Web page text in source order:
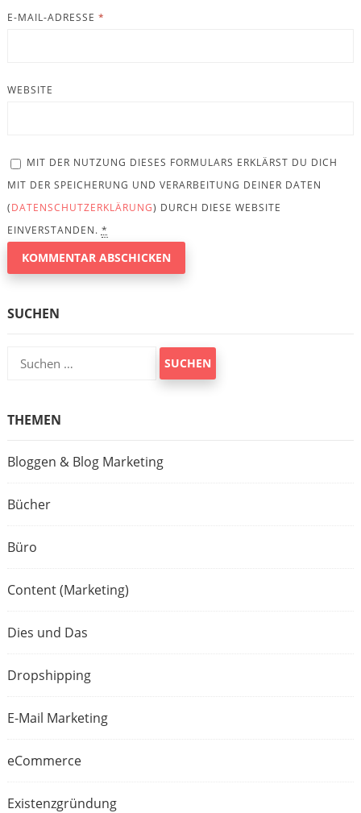
E-MAIL-ADRESSE *
WEBSITE
MIT DER NUTZUNG DIESES FORMULARS ERKLÄRST DU DICH
MIT DER SPEICHERUNG UND VERARBEITUNG DEINER DATEN
(DATENSCHUTZERKLÄRUNG) DURCH DIESE WEBSITE
EINVERSTANDEN. *
SUCHEN
Suchen
nach:
THEMEN
Bloggen & Blog Marketing
Bücher
Büro
Content (Marketing)
Dies und Das
Dropshipping
E-Mail Marketing
eCommerce
Existenzgründung